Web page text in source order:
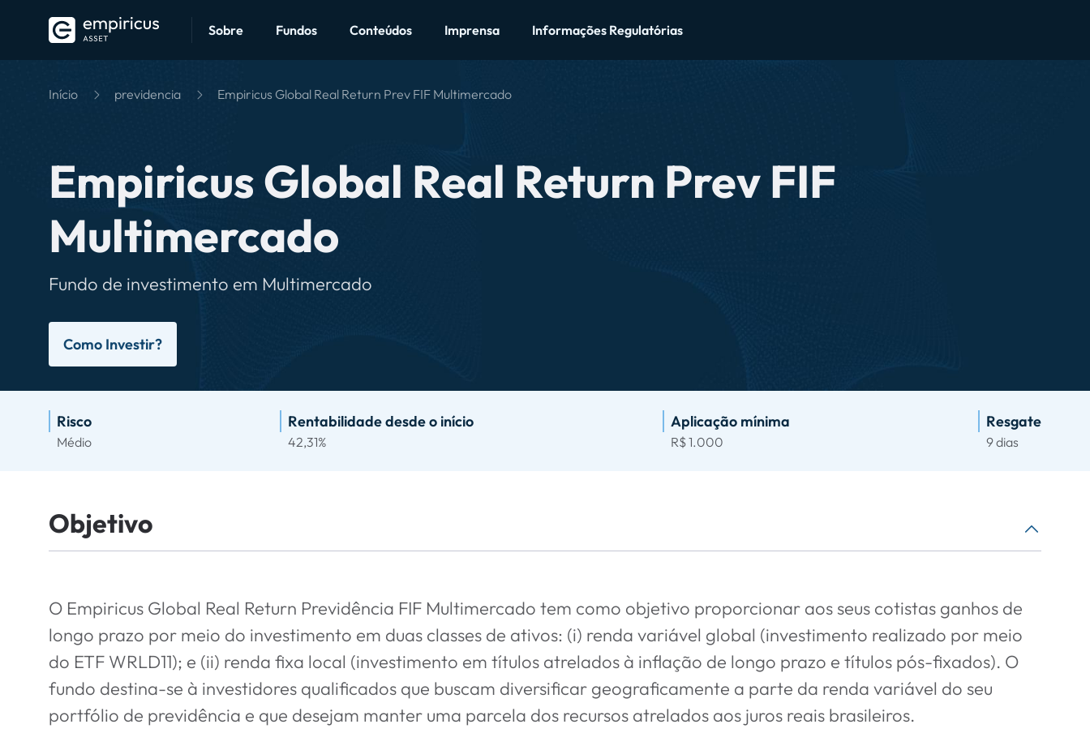
Sobre Fundos Conteúdos Imprensa Informações Regulatórias
Objetivo Rentabilidade Atualizações Ficha Técnica Onde encontrar Documentos
Início previdencia Empiricus Global Real Return Prev FIF Multimercado
Empiricus Global Real Return Prev FIF
Multimercado
Fundo de investimento em Multimercado
Como Investir?
Risco
Médio
Rentabilidade desde o início
42,31%
Aplicação mínima
R$ 1.000
Resgate
9 dias
Objetivo
O Empiricus Global Real Return Previdência FIF Multimercado tem como objetivo proporcionar aos seus cotistas ganhos de
longo prazo por meio do investimento em duas classes de ativos: (i) renda variável global (investimento realizado por meio
do ETF WRLD11); e (ii) renda fixa local (investimento em títulos atrelados à inflação de longo prazo e títulos pós-fixados). O
fundo destina-se à investidores qualificados que buscam diversificar geograficamente a parte da renda variável do seu
portfólio de previdência e que desejam manter uma parcela dos recursos atrelados aos juros reais brasileiros.